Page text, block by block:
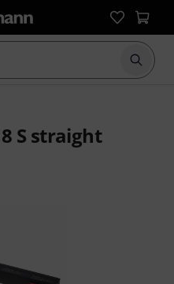
Suche
S straight
aus 469 Kundenbewertungen